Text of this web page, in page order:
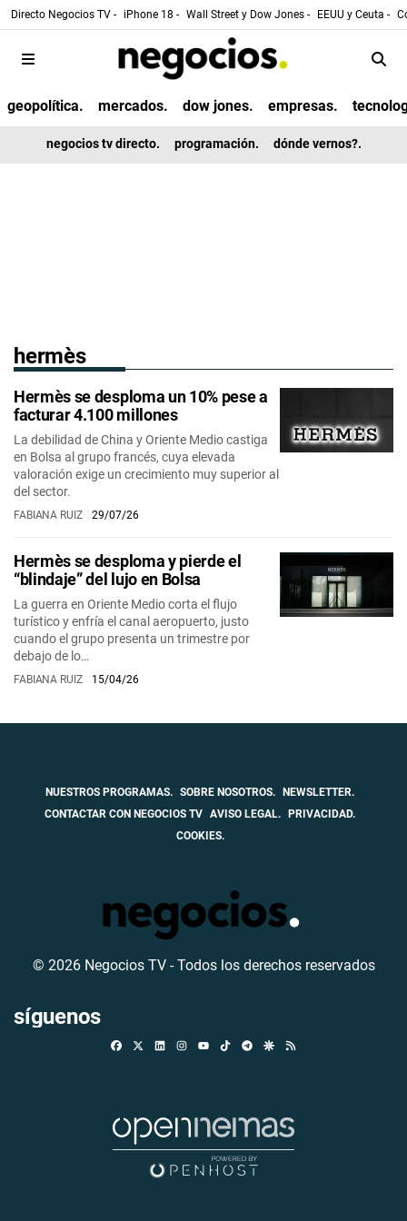
Directo Negocios TV - iPhone 18 - Wall Street y Dow Jones - EEUU y Ceuta -
geopolítica. mercados. dow jones. empresas.
negocios tv directo. programación. dónde vernos?.
hermès
Hermès se desploma un 10% pese a
facturar 4.100 millones
La debilidad de China y Oriente Medio castiga
en Bolsa al grupo francés, cuya elevada
valoración exige un crecimiento muy superior al
del sector.
FABIANA RUIZ 29/07/26
Hermès se desploma y pierde el
“blindaje” del lujo en Bolsa
La guerra en Oriente Medio corta el flujo
turístico y enfría el canal aeropuerto, justo
cuando el grupo presenta un trimestre por
debajo de lo…
FABIANA RUIZ 15/04/26
NUESTROS PROGRAMAS. SOBRE NOSOTROS.
NEWSLETTER.
CONTACTAR CON NEGOCIOS TV AVISO LEGAL.
PRIVACIDAD.
COOKIES.
© 2026 Negocios TV - Todos los derechos reservados
síguenos
FacebookLinkedinInstagramTikTokTelegramGoogle Discover